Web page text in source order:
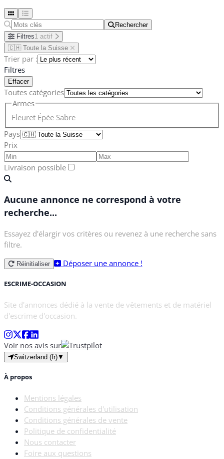
Rechercher
Rechercher
Filtres1 actif
🇨🇭 Toute la Suisse
Trier par :
Filtres
Effacer
Toutes catégories
Armes
Fleuret Épée Sabre
Pays
Prix
Livraison possible
Aucune annonce ne correspond à votre
recherche...
Essayez d'élargir vos critères ou revenez à une recherche sans
filtre.
Réinitialiser Déposer une annonce !
ESCRIME-OCCASION
Site d'annonces dédié à la vente de vêtements et de matériel
d'escrime d'occasion.
Voir nos avis sur
Switzerland (fr)▼
À propos
Mentions légales
Conditions générales d'utilisation
Conditions générales de vente
Politique de confidentialité
Nous contacter
Foire aux questions